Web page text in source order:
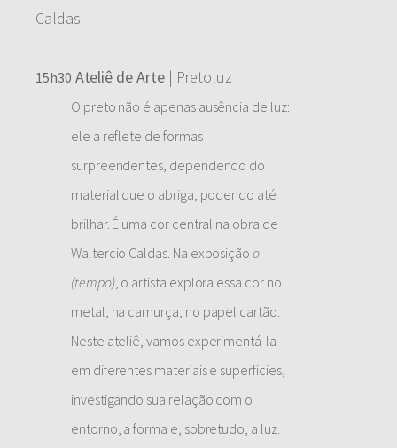
Caldas
15h30 Ateliê de Arte| Pretoluz
O preto não é apenas ausência de luz:
ele a reflete de formas
surpreendentes, dependendo do
material que o abriga, podendo até
brilhar. É uma cor central na obra de
Waltercio Caldas. Na exposiçãoo
(tempo), o artista explora essa cor no
metal, na camurça, no papel cartão.
Neste ateliê, vamos experimentá-la
em diferentes materiais e superfícies,
investigando sua relação com o
entorno, a forma e, sobretudo, a luz.